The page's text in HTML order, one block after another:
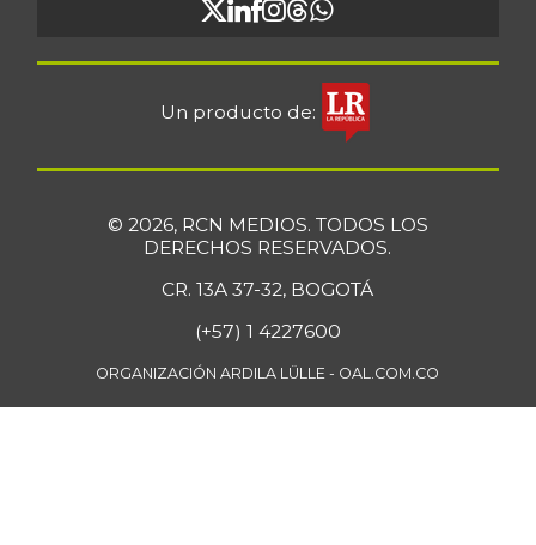
Un producto de:
© 2026, RCN MEDIOS. TODOS LOS
DERECHOS RESERVADOS.
CR. 13A 37-32, BOGOTÁ
(+57) 1 4227600
ORGANIZACIÓN ARDILA LÜLLE - OAL.COM.CO